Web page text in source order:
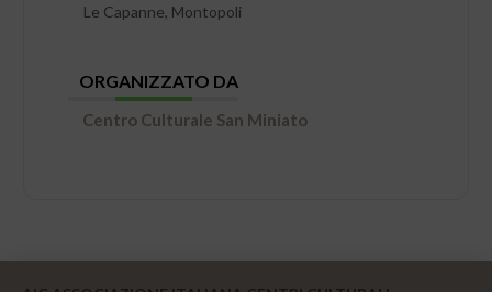
Le Capanne, Montopoli
ORGANIZZATO DA
Centro Culturale San Miniato